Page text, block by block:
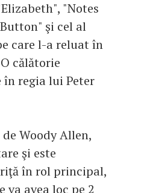
"Notes
şi cel al
care l-a reluat în
călătorie
în regia lui Peter
Woody Allen,
şi este
în rol principal,
avea loc pe 2